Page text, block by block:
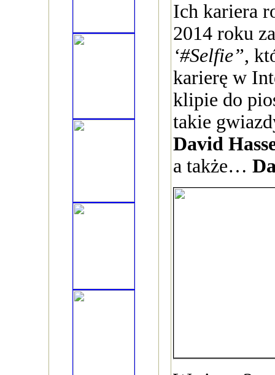
Ich kariera
2014 roku
‘#Selfie”,
karierę w
klipie do
takie
David
a także…